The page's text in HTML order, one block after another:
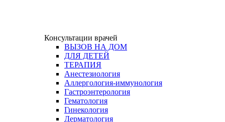
Консультации врачей
ВЫЗОВ НА ДОМ
ДЛЯ ДЕТЕЙ
ТЕРАПИЯ
Анестезиология
Аллергология-иммунология
Гастроэнтерология​
Гематология
Гинекология
Дерматология